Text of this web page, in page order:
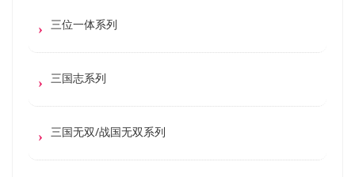
三位一体系列
三国志系列
三国无双/战国无双系列